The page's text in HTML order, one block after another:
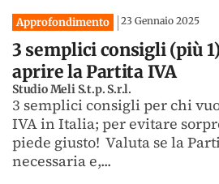
Approfondimento 23 Gennaio 2025
3 semplici consigli (più
aprire la Partita IVA
Studio Meli S.t.p. S.r.l.
3 semplici consigli per chi
IVA in Italia; per evitare
piede giusto! Valuta se la
necessaria e,...